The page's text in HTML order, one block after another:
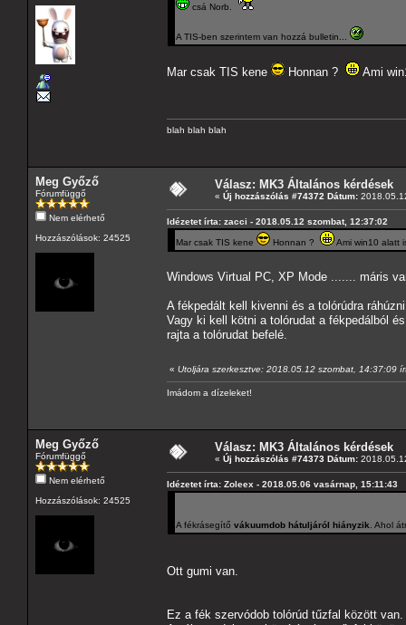
csá Norb.
A TIS-ben szerintem van hozzá bulletin...
Mar csak TIS kene Honnan ? Ami
blah blah blah
Meg Győző
Fórumfüggő
Nem elérhető
Hozzászólások: 24525
Válasz: MK3 Általános kérdések
« Új hozzászólás #74372 Dátum:
Idézetet írta: zacci - 2018.05.12 szombat, 12:37:02
Mar csak TIS kene Honnan ? Ami win10 alatt
Windows Virtual PC, XP Mode ....... máris
A fékpedált kell kivenni és a tolórúdra
Vagy ki kell kötni a tolórudat a fékpedálból
rajta a tolórudat befelé.
« Utoljára szerkesztve: 2018.05.12 szombat, 14:37:09
Imádom a dízeleket!
Meg Győző
Fórumfüggő
Nem elérhető
Hozzászólások: 24525
Válasz: MK3 Általános kérdések
« Új hozzászólás #74373 Dátum:
Idézetet írta: Zoleex - 2018.05.06 vasárnap, 15:11:43
A fékrásegítő vákuumdob hátuljáról hiányzik . Ahol
Ott gumi van.
Ez a fék szervódob tolórúd tűzfal között van.